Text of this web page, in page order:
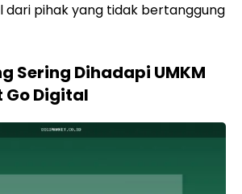
dari pihak yang tidak bertanggung
Sering Dihadapi UMKM
Go Digital